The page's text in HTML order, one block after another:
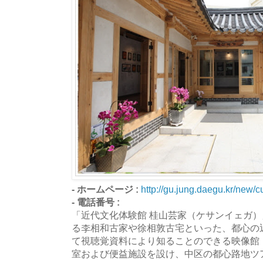
- ホームページ : http://gu.jung.daegu.kr/new/
- 電話番号 :
「近代文化体験館 桂山芸家（ケサンイェガ
る李相和古家や徐相敦古宅といった、都心
て視聴覚資料により知ることのできる映像
室および便益施設を設け、中区の都心路地